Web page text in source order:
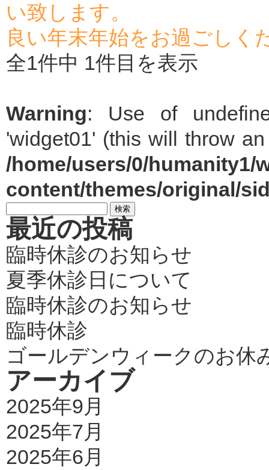
い致します。
良い年末年始をお過ごしく
全1件中 1件目を表示
Warning: Use of
'widget01' (this will throw
/home/users/0/humanity1/
content/themes/original/
最近の投稿
臨時休診のお知らせ
夏季休診日について
臨時休診のお知らせ
臨時休診
ゴールデンウィークのお休
アーカイブ
2025年9月
2025年7月
2025年6月